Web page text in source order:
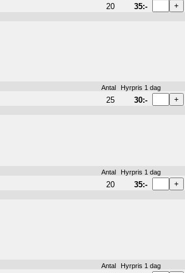
20 35:-
Antal Hyrpris 1 dag
25 30:-
Antal Hyrpris 1 dag
20 35:-
Antal Hyrpris 1 dag